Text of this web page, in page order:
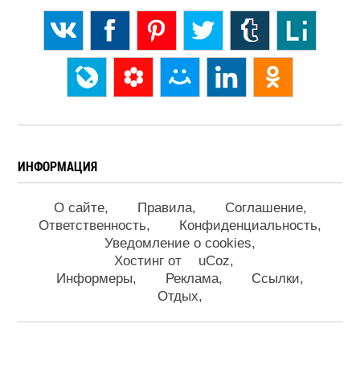
ИНФОРМАЦИЯ
О сайте Правила
Соглашение
Ответственность
Конфиденциальность
Уведомление о cookies
Хостинг от
uCoz
Информеры
Реклама
Ссылки
Отдых